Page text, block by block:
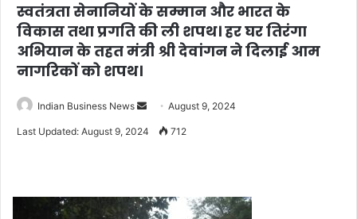
स्वतंत्रता सेनानियों के सम्मान और भारत के
विकास तथा प्रगति की ली शपथ। हर घर तिरंगा
अभियान के तहत मंत्री श्री देवांगन ने दिलाई आम
नागरिकों को शपथ।
Indian Business News
Send August 9, 2024
Last Updated: August 9, 2024 712